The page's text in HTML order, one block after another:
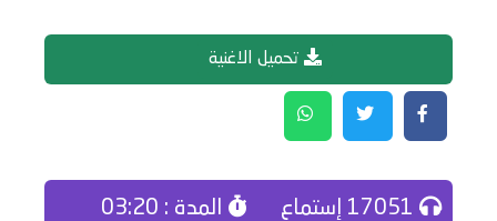
تحميل الاغنية
المدة : 03:20